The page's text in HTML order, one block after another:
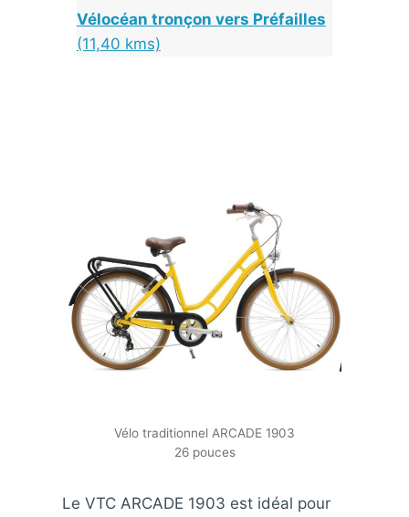
Vélocéan tronçon vers Préfailles
(11,40 kms)
Vélo traditionnel ARCADE 1903
26 pouces
Le VTC ARCADE 1903 est idéal pour